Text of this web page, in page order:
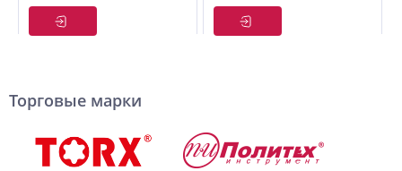
Торговые марки